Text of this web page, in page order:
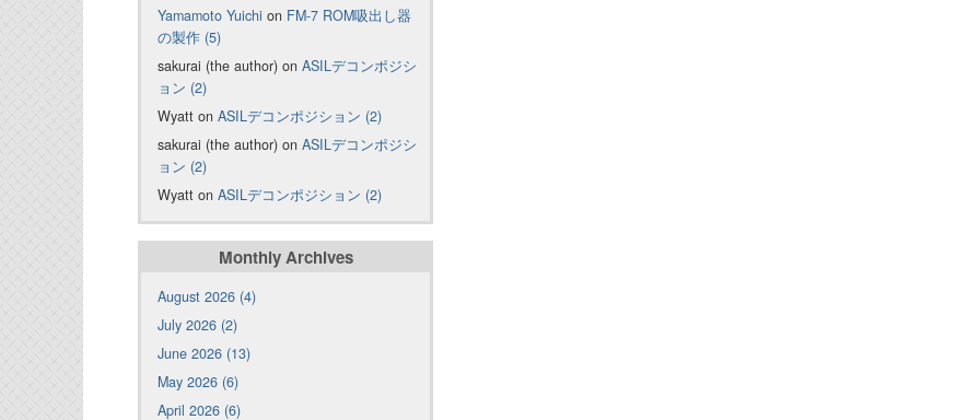
Yamamoto Yuichi on FM-7 ROM吸出し器
の製作 (5)
sakurai (the author) on ASILデコンポジシ
ョン (2)
Wyatt on ASILデコンポジション (2)
sakurai (the author) on ASILデコンポジシ
ョン (2)
Wyatt on ASILデコンポジション (2)
Monthly Archives
August 2026 (4)
July 2026 (2)
June 2026 (13)
May 2026 (6)
April 2026 (6)